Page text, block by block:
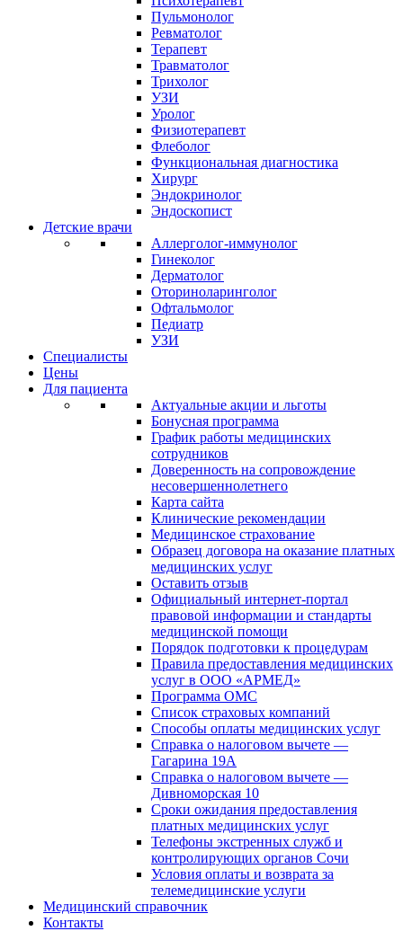
Пульмонолог
Ревматолог
Терапевт
Травматолог
Трихолог
УЗИ
Уролог
Физиотерапевт
Флеболог
Функциональная диагностика
Хирург
Эндокринолог
Эндоскопист
Детские врачи
Аллерголог-иммунолог
Гинеколог
Дерматолог
Оториноларинголог
Офтальмолог
Педиатр
УЗИ
Специалисты
Цены
Для пациента
Актуальные акции и льготы
Бонусная программа
График работы медицинских
сотрудников
Доверенность на сопровождение
несовершеннолетнего
Карта сайта
Клинические рекомендации
Медицинское страхование
Образец договора на оказание платных
медицинских услуг
Оставить отзыв
Официальный интернет-портал
правовой информации и стандарты
медицинской помощи
Порядок подготовки к процедурам
Правила предоставления медицинских
услуг в ООО «АРМЕД»
Программа ОМС
Список страховых компаний
Способы оплаты медицинских услуг
Справка о налоговом вычете —
Гагарина 19А
Справка о налоговом вычете —
Дивноморская 10
Сроки ожидания предоставления
платных медицинских услуг
Телефоны экстренных служб и
контролирующих органов Сочи
Условия оплаты и возврата за
телемедицинские услуги
Медицинский справочник
Контакты